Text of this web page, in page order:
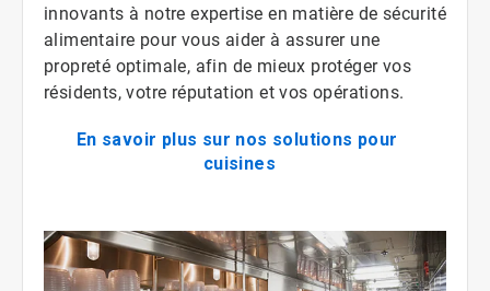
innovants à notre expertise en matière de sécurité
alimentaire pour vous aider à assurer une
propreté optimale, afin de mieux protéger vos
résidents, votre réputation et vos opérations.
En savoir plus sur nos solutions pour
cuisines